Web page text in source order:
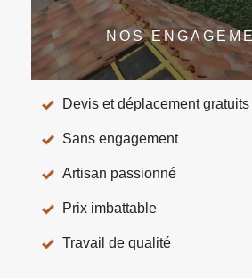
NOS
Devis et déplacement gratuits
Sans engagement
Artisan passionné
Prix imbattable
Travail de qualité